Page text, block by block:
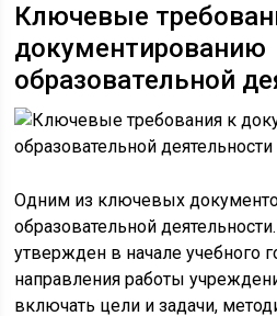
Ключевые
документированию
образовательной
Одним из ключевых
образовательной
утвержден в начале учебного
направления работы
включать цели и задачи,